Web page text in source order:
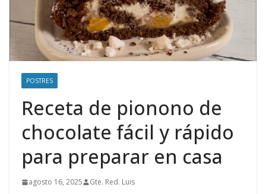
POSTRES
Receta de pionono de
chocolate fácil y rápido
para preparar en casa
agosto 16, 2025 Gte. Red. Luis